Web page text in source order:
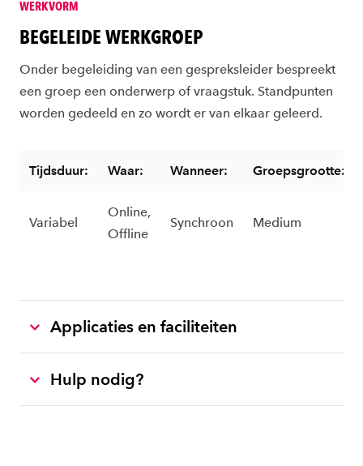
WERKVORM
BEGELEIDE WERKGROEP
Onder begeleiding van een gespreksleider bespreekt
een groep een onderwerp of vraagstuk. Standpunten
worden gedeeld en zo wordt er van elkaar geleerd.
Tijdsduur: Waar: Wanneer: Groepsgrootte:
Variabel
Online,
Offline
Synchroon Medium
Applicaties en faciliteiten
Hulp nodig?